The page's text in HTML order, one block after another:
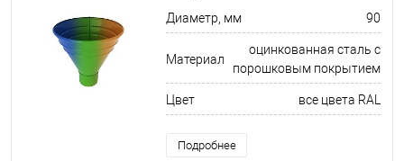
Диаметр, мм 90
Материал
оцинкованная сталь с
порошковым покрытием
Цвет все цвета RAL
Подробнее